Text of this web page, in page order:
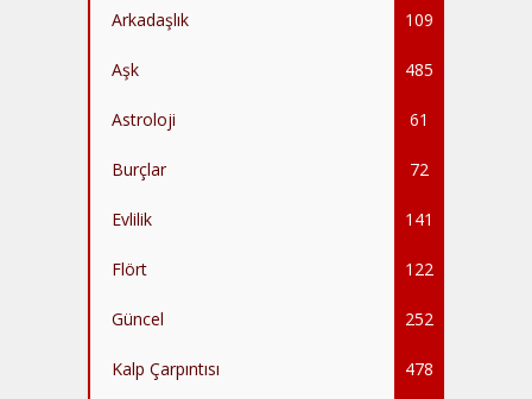
Arkadaşlık 109
Aşk 485
Astroloji 61
Burçlar 72
Evlilik 141
Flört 122
Güncel 252
Kalp Çarpıntısı 478